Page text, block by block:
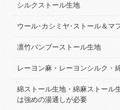
シルクストール生地
ウール･カシミヤ･ストール＆マ
凛竹バンブーストール生地
レーヨン麻・レーヨンシルク・
綿ストール生地・綿麻ストー
は強めの湯通しが必要